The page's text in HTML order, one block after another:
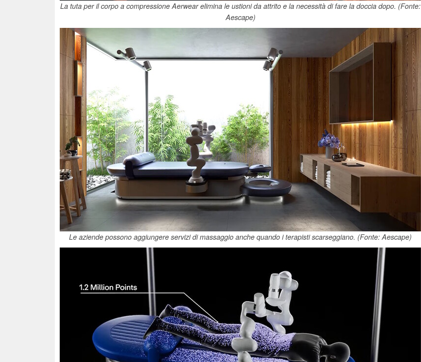
La tuta per il corpo a compressione Aerwear elimina le ustioni da attrito e la necessità di fare la doccia dopo. (Fonte:
Aescape)
Le aziende possono aggiungere servizi di massaggio anche quando i terapisti scarseggiano. (Fonte: Aescape)